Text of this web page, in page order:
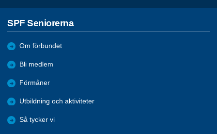
SPF Seniorerna
Om förbundet
Bli medlem
Förmåner
Utbildning och aktiviteter
Så tycker vi